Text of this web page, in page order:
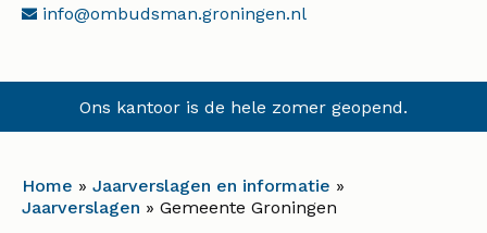
E-info@ombudsman.groningen.nl
Ons kantoor is de hele zomer geopend.
Home » Jaarverslagen en informatie »
Jaarverslagen » Gemeente Groningen